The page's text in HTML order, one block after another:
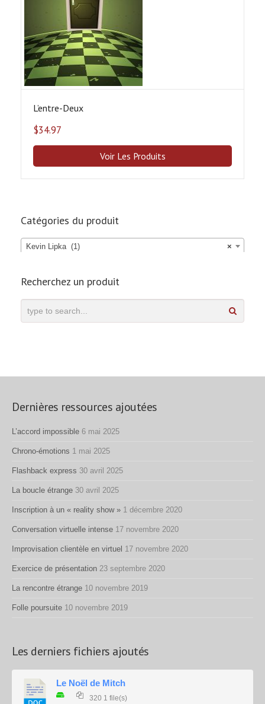
L’entre-Deux
$34.97
Voir Les Produits
Catégories du produit
×
Kevin Lipka (1)
Recherchez un produit
Dernières ressources ajoutées
L’accord impossible 6 mai 2025
Chrono-émotions 1 mai 2025
Flashback express 30 avril 2025
La boucle étrange 30 avril 2025
Inscription à un « reality show » 1 décembre 2020
Conversation virtuelle intense 17 novembre 2020
Improvisation clientèle en virtuel 17 novembre 2020
Exercice de présentation 23 septembre 2020
La rencontre étrange 10 novembre 2019
Folle poursuite 10 novembre 2019
Les derniers fichiers ajoutés
Le Noël de Mitch
320 1 file(s)